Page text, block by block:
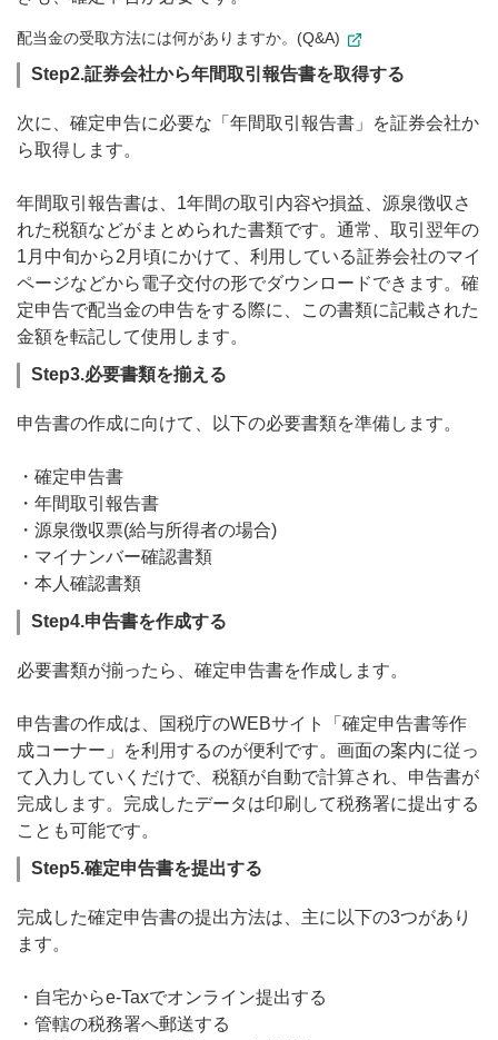
配当金の受取方法には何がありますか。(Q&A)
Step2.証券会社から年間取引報告書を取得する
次に、確定申告に必要な「年間取引報告書」を証券会社か
ら取得します。
年間取引報告書は、1年間の取引内容や損益、源泉徴収さ
れた税額などがまとめられた書類です。通常、取引翌年の
1月中旬から2月頃にかけて、利用している証券会社のマイ
ページなどから電子交付の形でダウンロードできます。確
定申告で配当金の申告をする際に、この書類に記載された
金額を転記して使用します。
Step3.必要書類を揃える
申告書の作成に向けて、以下の必要書類を準備します。
・確定申告書
・年間取引報告書
・源泉徴収票(給与所得者の場合)
・マイナンバー確認書類
・本人確認書類
Step4.申告書を作成する
必要書類が揃ったら、確定申告書を作成します。
申告書の作成は、国税庁のWEBサイト「確定申告書等作
成コーナー」を利用するのが便利です。画面の案内に従っ
て入力していくだけで、税額が自動で計算され、申告書が
完成します。完成したデータは印刷して税務署に提出する
ことも可能です。
Step5.確定申告書を提出する
完成した確定申告書の提出方法は、主に以下の3つがあり
ます。
・自宅からe-Taxでオンライン提出する
・管轄の税務署へ郵送する